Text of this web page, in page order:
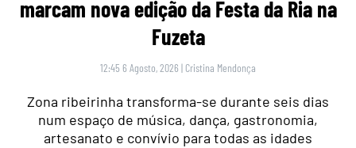
marcam nova edição da Festa da Ria na
Fuzeta
12:45 6 Agosto, 2026 | Cristina Mendonça
Zona ribeirinha transforma-se durante seis dias
num espaço de música, dança, gastronomia,
artesanato e convívio para todas as idades